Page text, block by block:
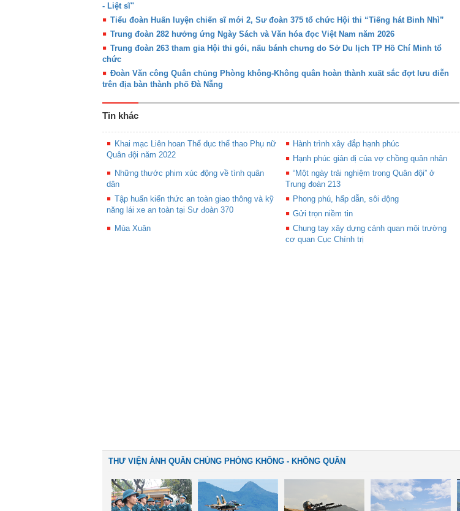
- Liệt sĩ"
Tiểu đoàn Huấn luyện chiến sĩ mới 2, Sư đoàn 375 tổ chức Hội thi “Tiếng hát Binh Nhì”
Trung đoàn 282 hưởng ứng Ngày Sách và Văn hóa đọc Việt Nam năm 2026
Trung đoàn 263 tham gia Hội thi gói, nấu bánh chưng do Sở Du lịch TP Hồ Chí Minh tổ
chức
Đoàn Văn công Quân chủng Phòng không-Không quân hoàn thành xuất sắc đợt lưu diễn
trên địa bàn thành phố Đà Nẵng
Tin khác
Khai mạc Liên hoan Thể dục thể thao Phụ nữ
Quân đội năm 2022
Hành trình xây đắp hạnh phúc
Hạnh phúc giản dị của vợ chồng quân nhân
Những thước phim xúc động về tình quân
dân
“Một ngày trải nghiệm trong Quân đội” ở
Trung đoàn 213
Tập huấn kiến thức an toàn giao thông và kỹ
năng lái xe an toàn tại Sư đoàn 370
Phong phú, hấp dẫn, sôi động
Gửi trọn niềm tin
Mùa Xuân
Chung tay xây dựng cảnh quan môi trường
cơ quan Cục Chính trị
THƯ VIỆN ẢNH QUÂN CHỦNG PHÒNG KHÔNG - KHÔNG QUÂN